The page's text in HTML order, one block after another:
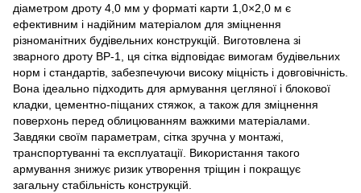
діаметром дроту 4,0 мм у форматі карти 1,0×2,0 м є
ефективним і надійним матеріалом для зміцнення
різноманітних будівельних конструкцій. Виготовлена зі
зварного дроту ВР-1, ця сітка відповідає вимогам будівельних
норм і стандартів, забезпечуючи високу міцність і довговічність.
Вона ідеально підходить для армування цегляної і блокової
кладки, цементно-піщаних стяжок, а також для зміцнення
поверхонь перед облицюванням важкими матеріалами.
Завдяки своїм параметрам, сітка зручна у монтажі,
транспортуванні та експлуатації. Використання такого
армування знижує ризик утворення тріщин і покращує
загальну стабільність конструкцій.